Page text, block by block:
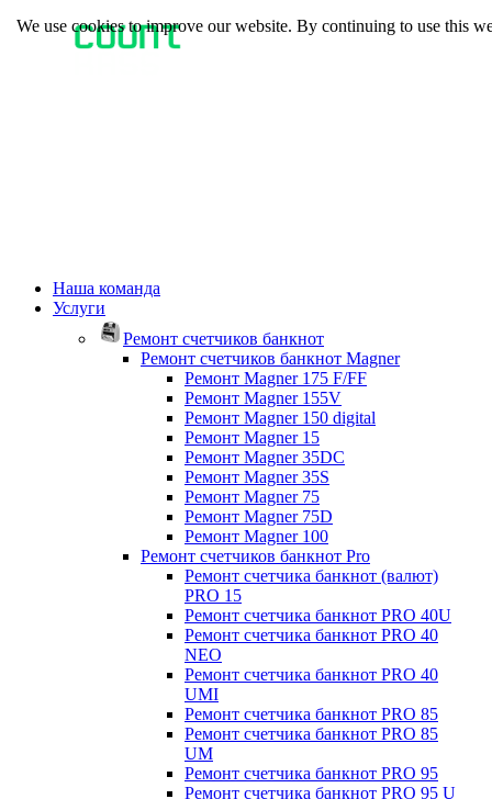
Наша команда
Услуги
Ремонт счетчиков банкнот
Ремонт счетчиков банкнот Magner
Ремонт Magner 175 F/FF
Ремонт Magner 155V
Ремонт Magner 150 digital
Ремонт Magner 15
Ремонт Magner 35DC
Ремонт Magner 35S
Ремонт Magner 75
Ремонт Magner 75D
Ремонт Magner 100
Ремонт счетчиков банкнот Pro
Ремонт счетчика банкнот (валют)
PRO 15
Ремонт счетчика банкнот PRO 40U
Ремонт счетчика банкнот PRO 40
NEO
Ремонт счетчика банкнот PRO 40
UMI
Ремонт счетчика банкнот PRO 85
Ремонт счетчика банкнот PRO 85
UM
Ремонт счетчика банкнот PRO 95
Ремонт счетчика банкнот PRO 95 U
We use cookies to improve our website. By continuing to use this